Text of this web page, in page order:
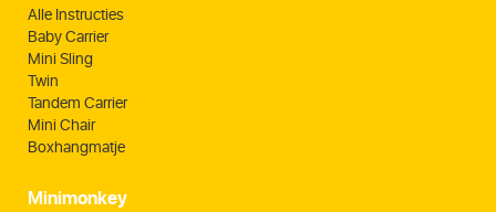
Alle Instructies
Baby Carrier
Mini Sling
Twin
Tandem Carrier
Mini Chair
Boxhangmatje
Minimonkey